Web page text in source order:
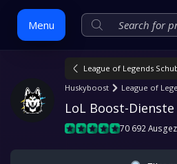
Menu
Skip
League of Legends
Huskyboost
League of
LoL Boost-Dienste
70 692